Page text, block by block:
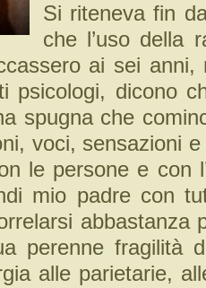
Si riteneva fin
che l’uso della
ai sei
psicologi, dicono
spugna che
voci, sensazioni
le persone e con
mio padre con
abbastanza
perenne fragilità
alle parietarie,